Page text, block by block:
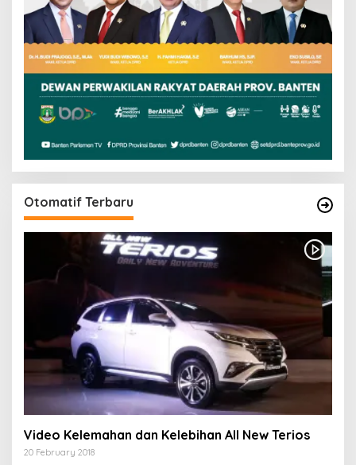
Otomatif Terbaru
Video Kelemahan dan Kelebihan All New Terios
20 February 2018